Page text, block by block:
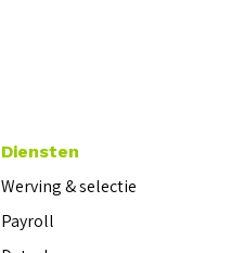
Diensten
Werving & selectie
Payroll